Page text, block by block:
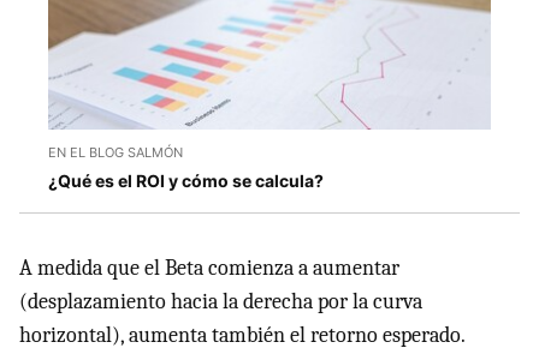
EN EL BLOG SALMÓN
¿Qué es el ROI y cómo se calcula?
A medida que el Beta comienza a aumentar
(desplazamiento hacia la derecha por la curva
horizontal), aumenta también el retorno esperado.